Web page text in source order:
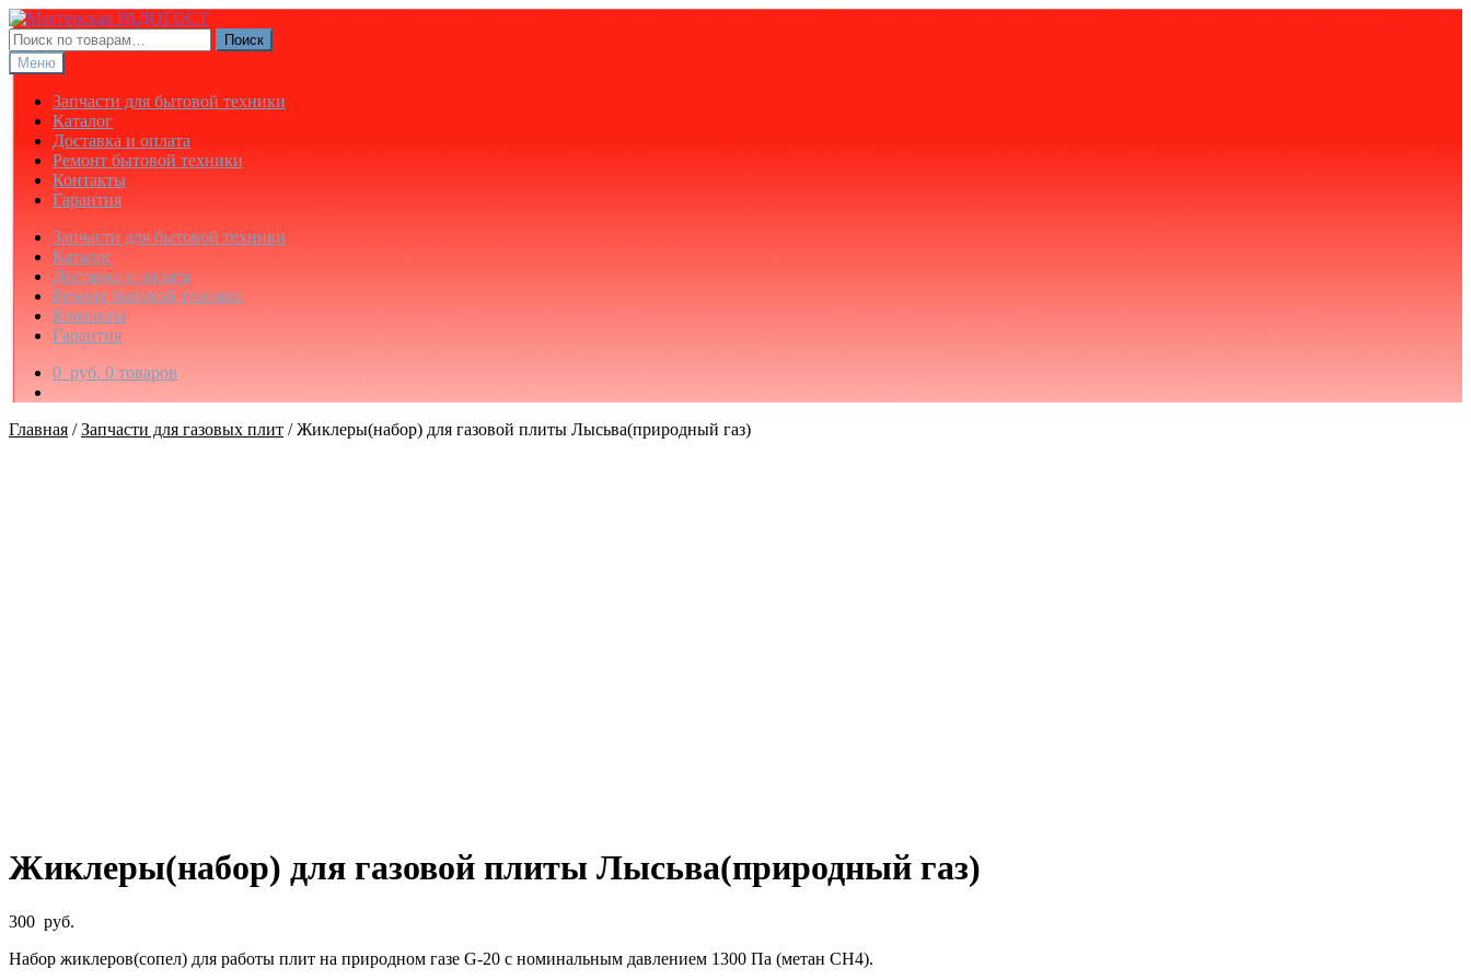
Перейти
к
навигации
Перейти
к
содержимому
Искать:
Поиск
Меню
Запчасти для бытовой техники
Каталог
Доставка и оплата
Ремонт бытовой техники
Контакты
Гарантия
Запчасти для бытовой техники
Каталог
Доставка и оплата
Ремонт бытовой техники
Контакты
Гарантия
0 руб. 0 товаров
Главная /Запчасти для газовых плит /Жиклеры(набор) для газовой плиты Лысьва(природный газ)
Жиклеры(набор) для газовой плиты Лысьва(природный газ)
300 руб.
Набор жиклеров(сопел) для работы плит на природном газе G-20 с номинальным давлением 1300 Па (метан CH4).